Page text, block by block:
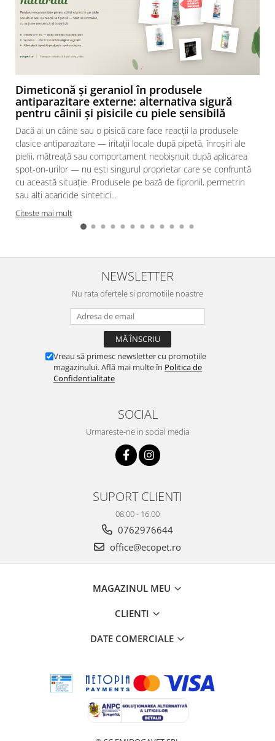
Dimeticonă și geraniol în produsele
antiparazitare externe: alternativa sigură
pentru câinii și pisicile cu piele sensibilă
Dacă ai un câine sau o pisică care face reacții la produsele
clasice antiparazitare — iritații locale după pipetă, înroșiri ale
pielii, mătreață sau comportament neobișnuit după aplicarea
spot-on-urilor — nu ești singurul proprietar care se confruntă
cu această situație. Produsele pe bază de fipronil, permetrin
sau alți acaricide sintetici...
Citeste mai mult
NEWSLETTER
Nu rata ofertele si promotiile noastre
Vreau să primesc newsletter cu promoțiile
magazinului. Află mai multe în Politica de
Confidentialitate
SOCIAL
Urmareste-ne in social media
SUPORT CLIENTI
08:00 - 16:00
0762976644
office@ecopet.ro
MAGAZINUL MEU
CLIENTI
DATE COMERCIALE